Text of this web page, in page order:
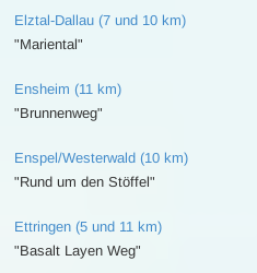
Elztal-Dallau (7 und 10 km)
"Mariental"
Ensheim (11 km)
"Brunnenweg"
Enspel/Westerwald (10 km)
"Rund um den Stöffel"
Ettringen (5 und 11 km)
"Basalt Layen Weg"